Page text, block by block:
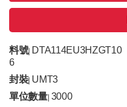
料號| DTA114EU3HZGT10
6
封裝| UMT3
單位數量| 3000